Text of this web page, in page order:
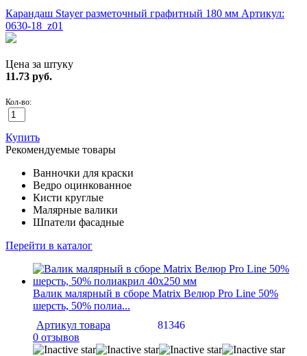
Карандаш Stayer разметочный графитный 180 мм Артикул:
0630-18_z01
Цена за штуку
11.73 руб.
Кол-во:
Купить
Рекомендуемые товары
Ванночки для краски
Ведро оцинкованное
Кисти круглые
Малярные валики
Шпатели фасадные
Перейти в каталог
Валик малярный в сборе Matrix Велюр Pro Line 50%
шерсть, 50% полиа...
Артикул товара
81346
0 отзывов